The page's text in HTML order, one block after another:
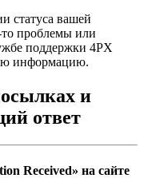
статуса вашей
проблемы или
поддержки 4PX
информацию.
и
ответ
Received» на сайте